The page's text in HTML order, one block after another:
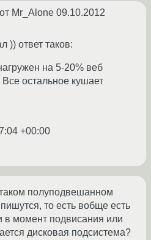
от Mr_Alone 09.10.2012
)) ответ таков:
на 5-20% веб
остальное кушает
+00:00
полуподвешанном
то есть вобще есть
в момент подвисания или
дисковая подсистема?